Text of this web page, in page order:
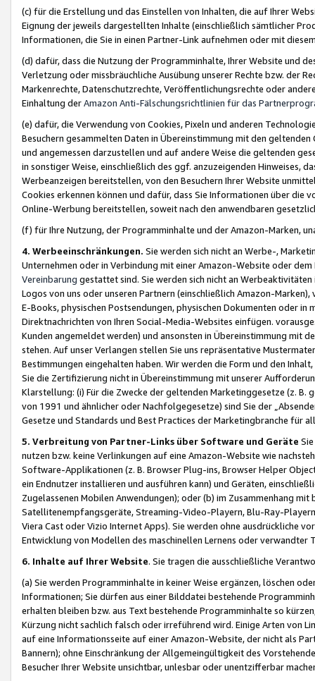
(c) für die Erstellung und das Einstellen von Inhalten, die auf Ihrer
Eignung der jeweils dargestellten Inhalte (einschließlich sämtlicher
Informationen, die Sie in einen Partner-Link aufnehmen oder mit
(d) dafür, dass die Nutzung der Programminhalte, Ihrer Website und
Verletzung oder missbräuchliche Ausübung unserer Rechte bzw. der
Markenrechte, Datenschutzrechte, Veröffentlichungsrechte oder
Einhaltung derAmazon Anti-Fälschungsrichtlinien für das
(e) dafür, die Verwendung von Cookies, Pixeln und anderen
Besuchern gesammelten Daten in Übereinstimmung mit den
und angemessen darzustellen und auf andere Weise die geltenden
in sonstiger Weise, einschließlich des ggf. anzuzeigenden Hinweises,
Werbeanzeigen bereitstellen, von den Besuchern Ihrer Website
Cookies erkennen können und dafür, dass Sie Informationen über die
Online-Werbung bereitstellen, soweit nach den anwendbaren
(f) für Ihre Nutzung, der Programminhalte und der Amazon-Marken,
4. Werbeeinschränkungen. Sie werden sich nicht an Werbe-,
Unternehmen oder in Verbindung mit einer Amazon-Website oder
Vereinbarung gestattet sind. Sie werden sich nicht an
Logos von uns oder unseren Partnern (einschließlich Amazon-
E-Books, physischen Postsendungen, physischen Dokumenten oder in
Direktnachrichten von Ihren Social-Media-Websites einfügen.
Kunden angemeldet werden) und ansonsten in Übereinstimmung mit
stehen. Auf unser Verlangen stellen Sie uns repräsentative
Bestimmungen eingehalten haben. Wir werden die Form und den
Sie die Zertifizierung nicht in Übereinstimmung mit unserer
Klarstellung: (i) Für die Zwecke der geltenden Marketinggesetze (z. B.
von 1991 und ähnlicher oder Nachfolgegesetze) sind Sie der
Gesetze und Standards und Best Practices der Marketingbranche für
5. Verbreitung von Partner-Links über Software und Geräte
nutzen bzw. keine Verlinkungen auf eine Amazon-Website wie
Software-Applikationen (z. B. Browser Plug-ins, Browser Helper
ein Endnutzer installieren und ausführen kann) und Geräten,
Zugelassenen Mobilen Anwendungen); oder (b) im Zusammenhang
Satellitenempfangsgeräte, Streaming-Video-Playern, Blu-Ray-
Viera Cast oder Vizio Internet Apps). Sie werden ohne ausdrückliche
Entwicklung von Modellen des maschinellen Lernens oder
6. Inhalte auf Ihrer Website. Sie tragen die ausschließliche
(a) Sie werden Programminhalte in keiner Weise ergänzen, löschen
Informationen; Sie dürfen aus einer Bilddatei bestehende
erhalten bleiben bzw. aus Text bestehende Programminhalte so
Kürzung nicht sachlich falsch oder irreführend wird. Einige Arten von
auf eine Informationsseite auf einer Amazon-Website, der nicht als
Bannern); ohne Einschränkung der Allgemeingültigkeit des
Besucher Ihrer Website unsichtbar, unlesbar oder unentzifferbar